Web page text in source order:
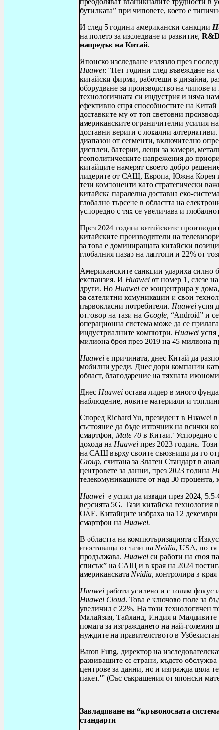
преодоляват възникналите трудности в
бутилката” при чиповете, което е
И след 5 години американски санкции
на полето за изследване и развитие, R&
напредък на Китай.
Японско изследване излязло през
Huawei: “Пет години след въвеждане на
китайски фирми, работещи в дизайна,
оборудване за производство на чипове и
технологичната си индустрия и няма
ефективно спря способностите на
доставките му от топ световни
американските ограничителни усилия
доставни вериги с локални
диапазон от сегменти, включително
дисплеи, батерии, лещи за камери,
геополитическите напрежения до
китайците намерят своето добро
лидерите от САЩ, Европа, Южна Корея и
тези компоненти като стратегически
китайска паралелна доставна еко-
глобално търсене в областта на
успоредно с тях се увеличава и
През 2024 година китайските
китайските производители на
за това е доминиращата китайски
глобалния пазар на лаптопи и 22% от
Американските санкции удариха силно
експанзия. И Huawei от номер 1, слезе
други. Но Huawei се концентрира у
за сателитни комуникации и свои
първокласни потребители. Huawei успя
отговор на тази на Google, “Android” и
операционна система може да се
индустриалните компютри. Huawei успя
милиона броя през 2019 на 45 милиона
Huawei е причината, днес Китай да
мобилни уреди. Днес дори компании
област, благодарение на тяхната
Днес Huawei остава лидер в много
наблюдение, новите материали и
Според Richard Yu, президент в Huawei в
състояние да бъде източник на всички
смартфон, Маtе 70 в Китай.’ Успоредно
дохода на Huawei през 2023 година.
на САЩ върху своите съюзници да го
Group, считана за Златен Стандарт в
центровете за данни, през 2023 година
телекомуникациите от над 30
Huawei е успял да извади през 2024, 5.5-
версията 5G. Тази китайска технология
ОАЕ. Китайците избраха на 12 декември
смартфон на Huawei.
В областта на компютъризацията с
изоставаща от тази на Nvidia, USA, но тя
продължава. Huawei си работи на своя
списък” на САЩ и в края на 2024
американската Nvidia, контролира в
Huawei работи усилено и с голям фокус
Huawei Cloud. Това е ключово поле за
увеличил с 22%. На този технологичен
Малайзия, Тайланд, Индия и Малдивите
помага за изграждането на най-големия
нуждите на правителството в
Baron Fung, директор на
развиващите се страни, където
центрове за данни, но и изгражда цяла
пакет.'” (Със съкращения от японски
Завладяване на “кръвоносната
стандарти